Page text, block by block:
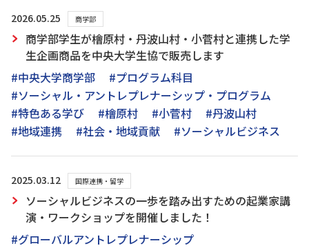
2026.05.25 商学部
商学部学生が檜原村・丹波山村・小菅村と連携した学
生企画商品を中央大学生協で販売します
#中央大学商学部
#プログラム科目
#ソーシャル・アントレプレナーシップ・プログラム
#特色ある学び
#檜原村 #小菅村
#丹波山村
#地域連携
#社会・地域貢献 #ソーシャルビジネス
2025.03.12 国際連携・留学
ソーシャルビジネスの一歩を踏み出すための起業家講
演・ワークショップを開催しました！
#グローバルアントレプレナーシップ